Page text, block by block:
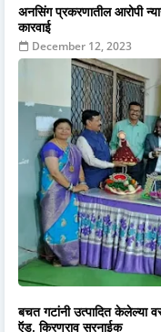
अनसिंग प्रकरणातील आरोपी
कारवाई
December 12, 2023
बचत गटांनी उत्पादित केलेल्या
ऍड. किरणराव सरनाईक